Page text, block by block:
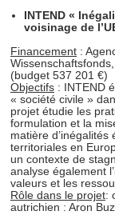
INTEND «
voisinage de
Financement :
(budget 537 201 €)
Objectifs : INTEND
« société civile »
projet étudie les
formulation et la
matière
territoriales en
un contexte de
analyse également
valeurs et les
Rôle dans le projet:
autrichien : Aron